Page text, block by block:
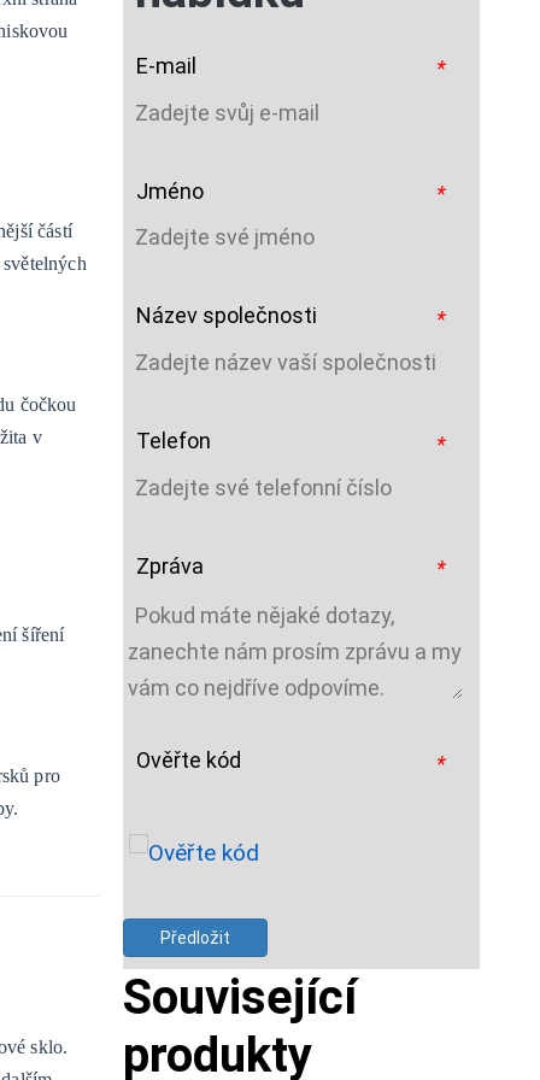
částí
čočkou
v
šíření
pro
sklo.
*
E-mail
*
Jméno
*
Název společnosti
*
Telefon
*
Zpráva
*
Ověřte kód
Předložit
Související
produkty